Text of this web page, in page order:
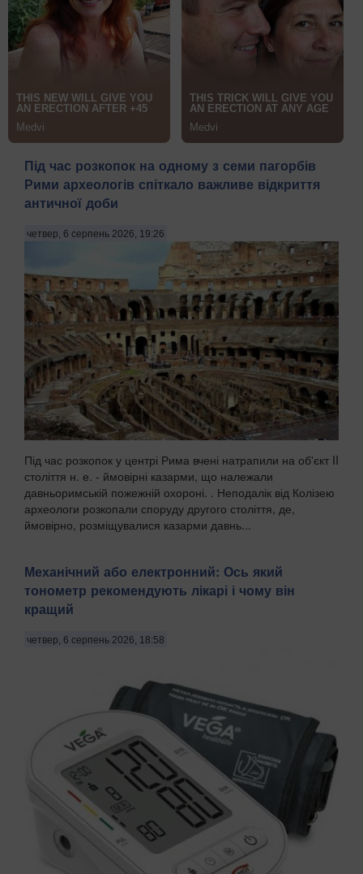
Під час розкопок на одному з семи пагорбів
Рими археологів спіткало важливе відкриття
античної доби
четвер, 6 серпень 2026, 19:26
Під час розкопок у центрі Рима вчені натрапили на об'єкт II
століття н. е. - ймовірні казарми, що належали
давньоримській пожежній охороні. . Неподалік від Колізею
археологи розкопали споруду другого століття, де,
ймовірно, розміщувалися казарми давнь...
Механічний або електронний: Ось який
тонометр рекомендують лікарі і чому він
кращий
четвер, 6 серпень 2026, 18:58